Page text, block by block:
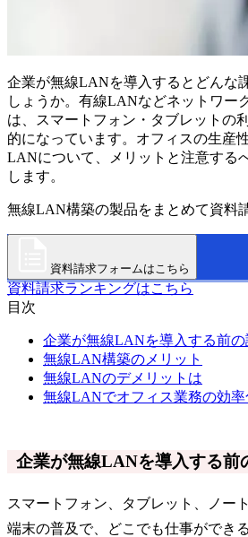
企業が無線LANを導入するとどんな
しょうか。有線LANなどネットワー
は、スマートフォン・タブレットの
的になっています。オフィスの生産
LANについて、メリットと注意する
します。
無線LAN構築の製品をまとめて資料
資料請求フォームはこちら
資料請求ランキングはこちら
目次
企業が無線LANを導入する前の
無線LAN構築のメリット
無線LANのデメリットは
無線LANでオフィス業務の効率
企業が無線LANを導入する前
スマートフォン、タブレット、ノー
端末の普及で、どこでも仕事ができ